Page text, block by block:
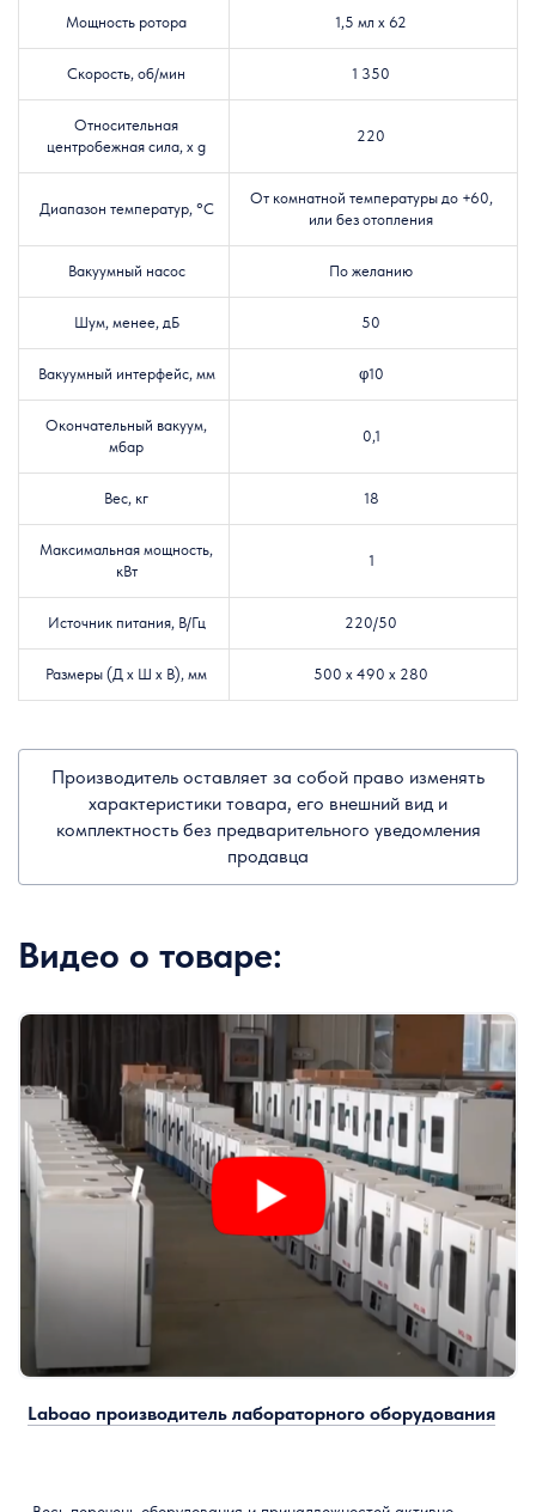
Мощность ротора 1,5 мл х 62
Скорость, об/мин 1 350
Относительная
центробежная сила, x g
220
Диапазон температур, °C
От комнатной температуры до +60,
или без отопления
Вакуумный насос По желанию
Шум, менее, дБ 50
Вакуумный интерфейс, мм φ10
Окончательный вакуум,
мбар
0,1
Вес, кг 18
Максимальная мощность,
кВт
1
Источник питания, В/Гц 220/50
Размеры (Д х Ш х В), мм 500 х 490 х 280
Производитель оставляет за собой право изменять
характеристики товара, его внешний вид и
комплектность без предварительного уведомления
продавца
Видео о товаре:
Laboao производитель лабораторного оборудования